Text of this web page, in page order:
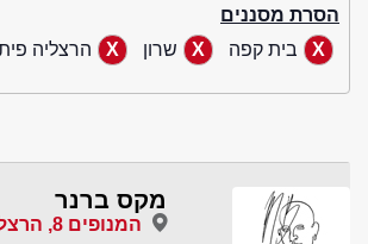
הסרת מסננים
בית קפה
שרון הרצליה
מקס ברנר
המנופים 8, הרצליה פיתוח